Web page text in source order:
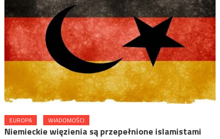
EUROPA WIADOMOŚCI
Niemieckie więzienia są przepełnione islamistami